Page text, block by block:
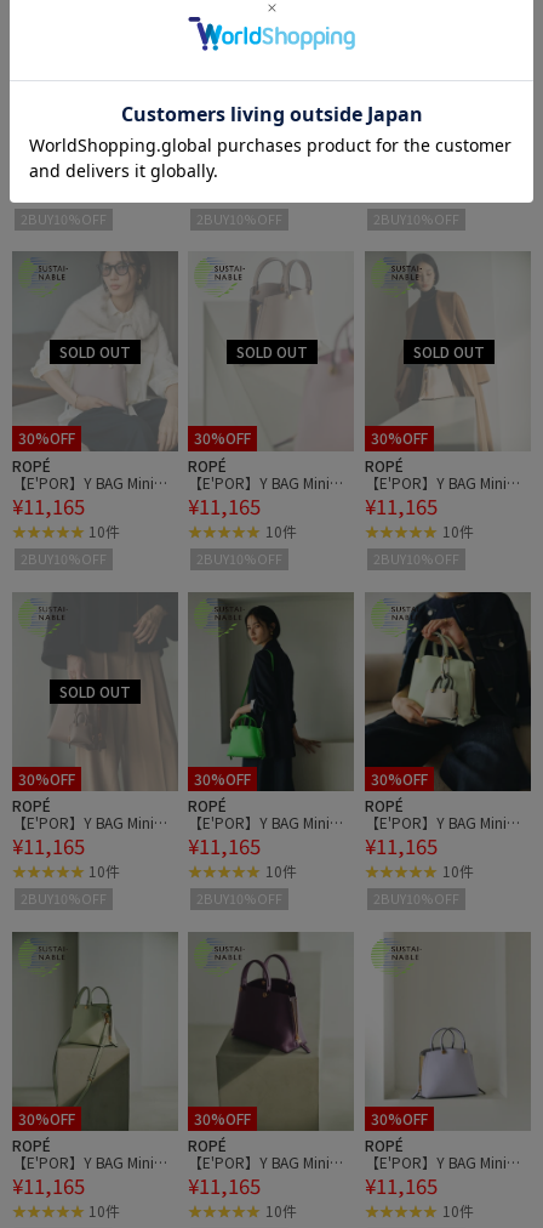
【WEB限定/一部店舗限
定】【E'POR×PEANUT
S】別注 Y BAG Pico
¥10,780
2BUY10%OFF
ROPÉ
【WEB限定/一部店舗限
定】【E'POR×PEANUT
S】別注 Y BAG Pico
¥10,780
2BUY10%OFF
ROPÉ
【E'POR】Y BAG Mini
2BUY10%OFF
30%OFF
ROPÉ
【E'POR】Y BAG Mini
【超軽量】
¥11,165
10件
2BUY10%OFF
30%OFF
ROPÉ
【E'POR】Y BAG Mini
【超軽量】
¥11,165
10件
2BUY10%OFF
30%OFF
ROPÉ
【E'POR】Y BAG Mini
【超軽量】
¥11,165
10件
2BUY10%OFF
30%OFF
ROPÉ
【E'POR】Y BAG Mini
【超軽量】
¥11,165
10件
2BUY10%OFF
30%OFF
ROPÉ
【E'POR】Y BAG Mini
【超軽量】
¥11,165
10件
2BUY10%OFF
30%OFF
ROPÉ
【E'POR】Y BAG Mini
【超軽量】
¥11,165
10件
2BUY10%OFF
30%OFF
ROPÉ
【E'POR】Y BAG Mini
【超軽量】
¥11,165
10件
30%OFF
ROPÉ
【E'POR】Y BAG Mini
【超軽量】
¥11,165
10件
30%OFF
ROPÉ
【E'POR】Y BAG Mini
【超軽量】
¥11,165
10件